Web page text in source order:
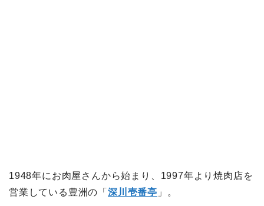
1948年にお肉屋さんから始まり、1997年より焼肉店を
営業している豊洲の「 深川壱番亭 」。